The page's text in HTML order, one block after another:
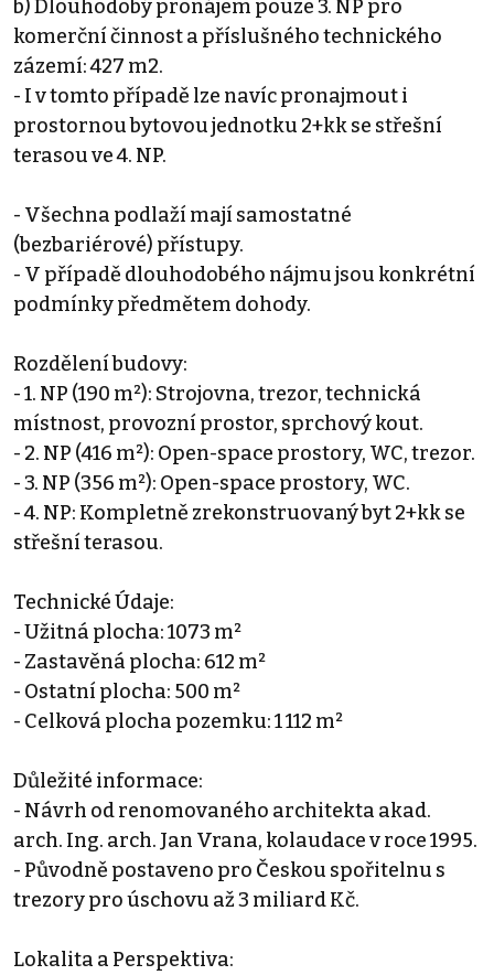
b) Dlouhodobý pronájem pouze 3. NP pro
komerční činnost a příslušného technického
zázemí: 427 m2.
- I v tomto případě lze navíc pronajmout i
prostornou bytovou jednotku 2+kk se střešní
terasou ve 4. NP.
- Všechna podlaží mají samostatné
(bezbariérové) přístupy.
- V případě dlouhodobého nájmu jsou konkrétní
podmínky předmětem dohody.
Rozdělení budovy:
- 1. NP (190 m²): Strojovna, trezor, technická
místnost, provozní prostor, sprchový kout.
- 2. NP (416 m²): Open-space prostory, WC, trezor.
- 3. NP (356 m²): Open-space prostory, WC.
- 4. NP: Kompletně zrekonstruovaný byt 2+kk se
střešní terasou.
Technické Údaje:
- Užitná plocha: 1073 m²
- Zastavěná plocha: 612 m²
- Ostatní plocha: 500 m²
- Celková plocha pozemku: 1 112 m²
Důležité informace:
- Návrh od renomovaného architekta akad.
arch. Ing. arch. Jan Vrana, kolaudace v roce 1995.
- Původně postaveno pro Českou spořitelnu s
trezory pro úschovu až 3 miliard Kč.
Lokalita a Perspektiva: